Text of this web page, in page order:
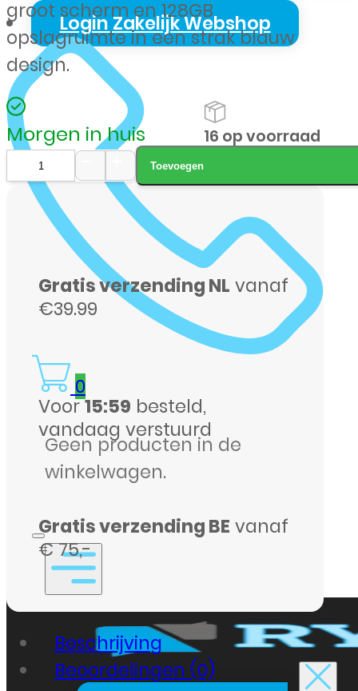
Login Zakelijk Webshop
0
Geen producten in de
winkelwagen.
groot scherm en 128GB
opslagruimte in een strak blauw
design.
Morgen in huis
Samsung
A27
128GB
aantal
Toevoegen
16 op voorraad
Gratis verzending NL vanaf
€39.99
Voor15:59 besteld,
vandaag verstuurd
Gratis verzending BE vanaf
€ 75,-
Beschrijving
Beoordelingen (0)